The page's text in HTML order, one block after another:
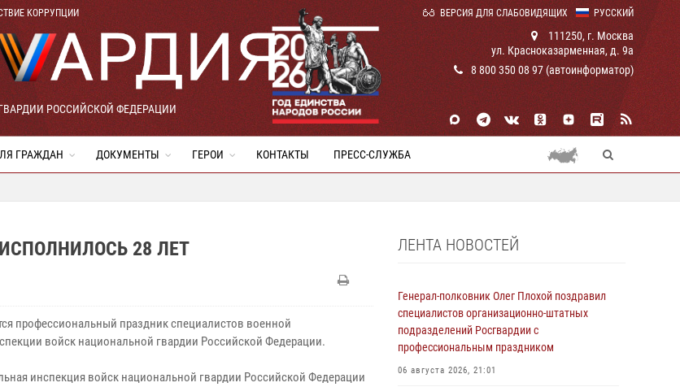
РУССКИЙ
КОРРУПЦИИ ВЕРСИЯ ДЛЯ СЛАБОВИДЯЩИХ
РОССИЙСКОЙ ФЕДЕРАЦИИ
111250, г. Москва
ул. Красноказарменная, д. 9а
8 800 350 08 97 (автоинформатор)
ГРАЖДАН ДОКУМЕНТЫ ГЕРОИ КОНТАКТЫ ПРЕСС-СЛУЖБА
28 ЛЕТ
профессиональный праздник специалистов военной
войск национальной гвардии Российской Федерации.
инспекция войск национальной гвардии Российской Федерации
ЛЕНТА НОВОСТЕЙ
Генерал-полковник Олег Плохой поздравил
специалистов организационно-штатных
подразделений Росгвардии с
профессиональным праздником
06 августа 2026, 21:01